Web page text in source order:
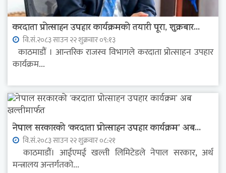
करदाता प्रोत्साहन उपहार कार्यक्रमको तयारी पूरा, शुक्रबार...
वि.सं.२०८३ साउन २२ शुक्रवार ०९:१३
काठमाडौं । आन्तरिक राजस्व विभागले करदाता प्रोत्साहन उपहार
कार्यक्रम...
नेपाल सरकारको ‘करदाता प्रोत्साहन उपहार कार्यक्रम’ अब...
वि.सं.२०८३ साउन २२ शुक्रवार ०८:२१
काठमाडौं। आईएमई खल्ती लिमिटेडले नेपाल सरकार, अर्थ
मन्त्रालय अन्तर्गतको...